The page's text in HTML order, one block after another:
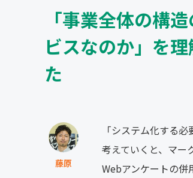
「事業全体の構
ビスなのか」を
た
藤原
「システム化する
考えていくと、マー
Webアンケートの併